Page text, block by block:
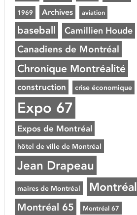
1969 Archives aviation
baseball Camillien Houde
Canadiens de Montréal
Chronique Montréalité
construction crise économique
Expo 67
Expos de Montréal
hôtel de ville de Montréal
Jean Drapeau
maires de Montréal Montréal
Montréal 65 Montréal 67